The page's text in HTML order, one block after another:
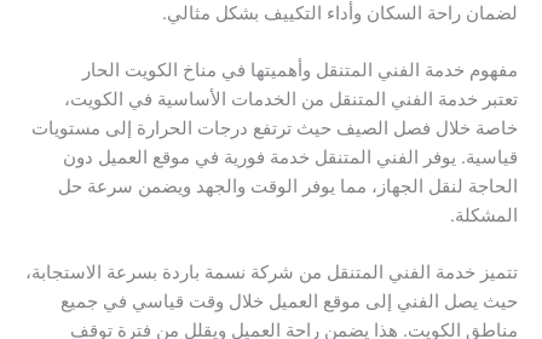
لضمان راحة السكان وأداء التكييف بشكل مثالي.
مفهوم خدمة الفني المتنقل وأهميتها في مناخ الكويت الحار
تعتبر خدمة الفني المتنقل من الخدمات الأساسية في الكويت،
خاصة خلال فصل الصيف حيث ترتفع درجات الحرارة إلى مستويات
قياسية. يوفر الفني المتنقل خدمة فورية في موقع العميل دون
الحاجة لنقل الجهاز، مما يوفر الوقت والجهد ويضمن سرعة حل
المشكلة.
تتميز خدمة الفني المتنقل من شركة نسمة باردة بسرعة الاستجابة،
حيث يصل الفني إلى موقع العميل خلال وقت قياسي في جميع
مناطق الكويت. هذا يضمن راحة العميل ويقلل من فترة توقف